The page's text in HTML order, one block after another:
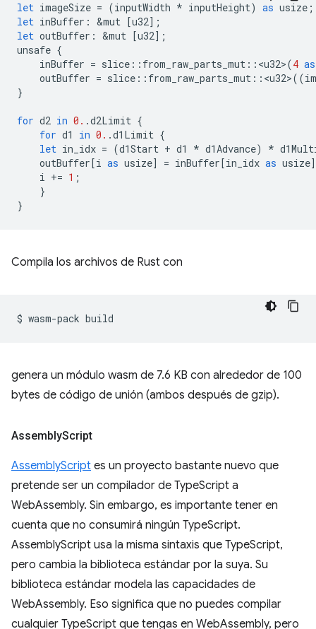
let imageSize = (inputWidth * inputHeight) as usize ;
let inBuffer : &mut [u32];
let outBuffer : &mut [u32];
unsafe {
inBuffer = slice :: from_raw_parts_mut :: <u32>(4 as
outBuffer = slice :: from_raw_parts_mut :: <u32>((
}
for d2 in 0. .d2Limit {
for d1 in 0. .d1Limit {
let in_idx = (d1Start + d1 * d1Advance) *
outBuffer[i as usize] = inBuffer[in_idx as usize
i += 1 ;
}
}
Compila los archivos de Rust con
$ wasm-pack
genera un módulo wasm de 7.6 KB con alrededor de 100
bytes de código de unión (ambos después de gzip).
AssemblyScript
AssemblyScript es un proyecto bastante nuevo que
pretende ser un compilador de TypeScript a
WebAssembly. Sin embargo, es importante tener en
cuenta que no consumirá ningún TypeScript.
AssemblyScript usa la misma sintaxis que TypeScript,
pero cambia la biblioteca estándar por la suya. Su
biblioteca estándar modela las capacidades de
WebAssembly. Eso significa que no puedes compilar
cualquier TypeScript que tengas en WebAssembly, pero